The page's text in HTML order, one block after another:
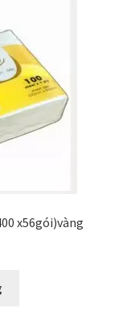
x56gói)vàng